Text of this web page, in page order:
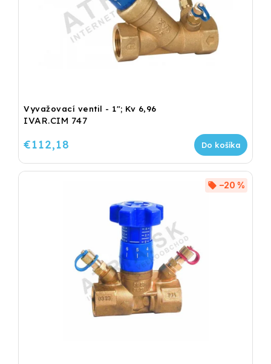
Vyvažovací ventil - 1"; Kv 6,96
IVAR.CIM 747
€112,18 Do košíka
–20 %